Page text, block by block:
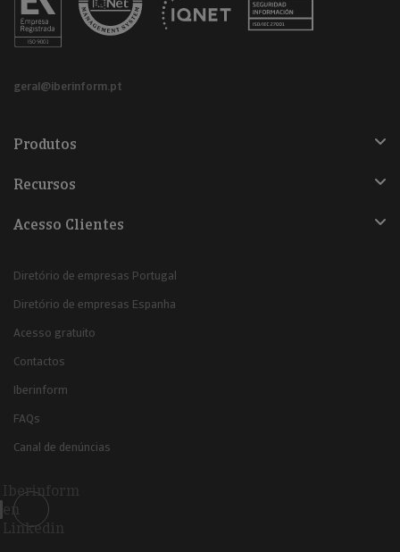
geral@iberinform.pt
Produtos
Recursos
Acesso Clientes
Diretório de empresas Portugal
Diretório de empresas Espanha
Acesso gratuito
Contactos
Iberinform
FAQs
Canal de denúncias
Iberinform
en
Linkedin